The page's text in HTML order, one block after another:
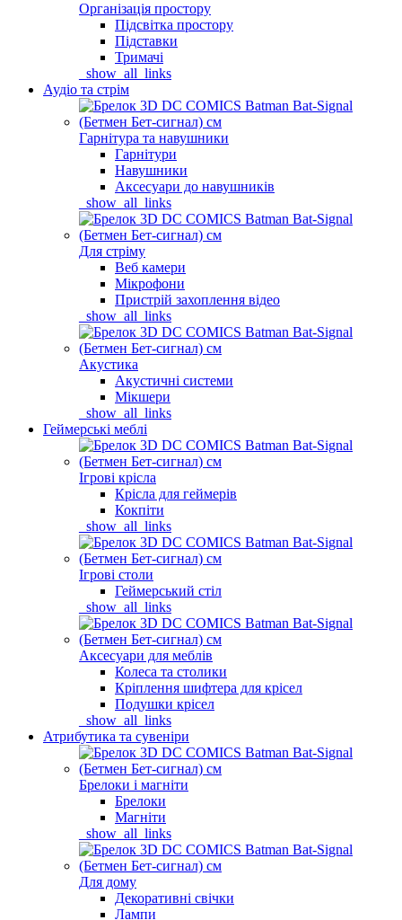
Організація простору
Підсвітка простору
Підставки
Тримачі
_show_all_links
Аудіо та стрім
Гарнітура та навушники
Гарнітури
Навушники
Аксесуари до навушників
_show_all_links
Для стріму
Веб камери
Мікрофони
Пристрій захоплення відео
_show_all_links
Акустика
Акустичні системи
Мікшери
_show_all_links
Геймерські меблі
Ігрові крісла
Крісла для геймерів
Кокпіти
_show_all_links
Ігрові столи
Геймерський стіл
_show_all_links
Аксесуари для меблів
Колеса та столики
Кріплення шифтера для крісел
Подушки крісел
_show_all_links
Атрибутика та сувеніри
Брелоки і магніти
Брелоки
Магніти
_show_all_links
Для дому
Декоративні свічки
Лампи